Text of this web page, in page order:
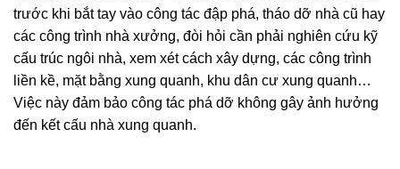
trước khi bắt tay vào công tác đập phá, tháo dỡ nhà cũ hay
các công trình nhà xưởng, đòi hỏi cần phải nghiên cứu kỹ
cấu trúc ngôi nhà, xem xét cách xây dựng, các công trình
liền kề, mặt bằng xung quanh, khu dân cư xung quanh…
Việc này đảm bảo công tác phá dỡ không gây ảnh hưởng
đến kết cấu nhà xung quanh.